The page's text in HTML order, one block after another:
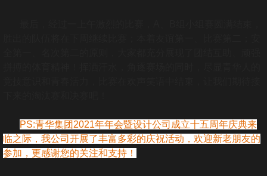
PS:青华集团2021年年会暨设计公司成立十五周年庆典来
临之际，我公司开展了丰富多彩的庆祝活动，欢迎新老朋友的
参加，更感谢您的关注和支持！